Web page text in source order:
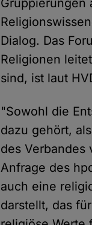
Gruppierungen
Dialog. Das
Religionen
sind, ist laut
"Sowohl die
dazu gehört,
des Verbandes
Anfrage des
auch eine
darstellt, das